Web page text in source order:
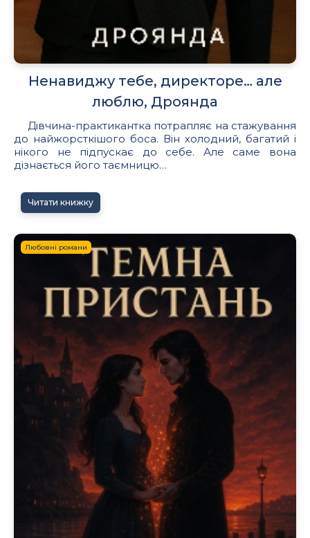
Ненавиджу тебе, директоре… але
люблю, Дроянда
Дівчина-практикантка потрапляє на стажування
до найжорсткішого боса. Він холодний, багатий і
нікого не підпускає до себе. Але саме вона
дізнається його таємницю…
Читати книжку
Любовні романи